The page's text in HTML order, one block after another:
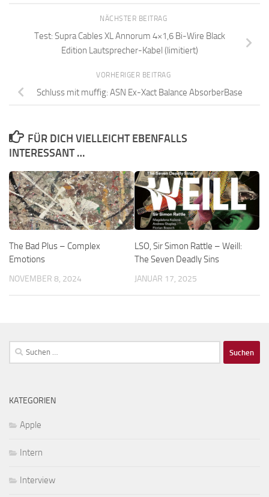
NÄCHSTER BEITRAG
Test: Supra Cables XL Annorum 4×1,6 Bi-Wire Black
Edition Lautsprecher-Kabel (limitiert)
VORHERIGER BEITRAG
Schluss mit muffig: ASN Ex-Xact Balance AbsorberBase
FÜR DICH VIELLEICHT EBENFALLS
INTERESSANT …
The Bad Plus – Complex
Emotions
NOVEMBER 8, 2024
LSO, Sir Simon Rattle – Weill:
The Seven Deadly Sins
JANUAR 17, 2025
Suchen
nach:
KATEGORIEN
Apple
Intern
Interview